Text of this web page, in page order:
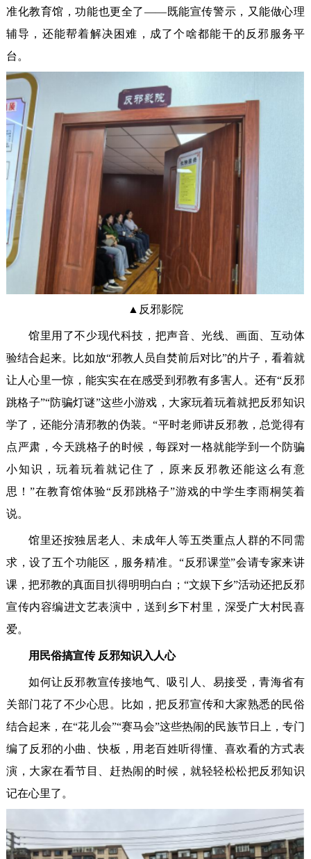
准化教育馆，功能也更全了——既能宣传警示，又能做心理
辅导，还能帮着解决困难，成了个啥都能干的反邪服务平
台。
▲反邪影院
馆里用了不少现代科技，把声音、光线、画面、互动体
验结合起来。比如放“邪教人员自焚前后对比”的片子，看着就
让人心里一惊，能实实在在感受到邪教有多害人。还有“反邪
跳格子”“防骗灯谜”这些小游戏，大家玩着玩着就把反邪知识
学了，还能分清邪教的伪装。“平时老师讲反邪教，总觉得有
点严肃，今天跳格子的时候，每踩对一格就能学到一个防骗
小知识，玩着玩着就记住了，原来反邪教还能这么有意
思！”在教育馆体验“反邪跳格子”游戏的中学生李雨桐笑着
说。
馆里还按独居老人、未成年人等五类重点人群的不同需
求，设了五个功能区，服务精准。“反邪课堂”会请专家来讲
课，把邪教的真面目扒得明明白白；“文娱下乡”活动还把反邪
宣传内容编进文艺表演中，送到乡下村里，深受广大村民喜
爱。
用民俗搞宣传 反邪知识入人心
如何让反邪教宣传接地气、吸引人、易接受，青海省有
关部门花了不少心思。比如，把反邪宣传和大家熟悉的民俗
结合起来，在“花儿会”“赛马会”这些热闹的民族节日上，专门
编了反邪的小曲、快板，用老百姓听得懂、喜欢看的方式表
演，大家在看节目、赶热闹的时候，就轻轻松松把反邪知识
记在心里了。